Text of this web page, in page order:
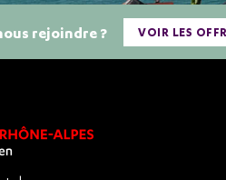
rejoindre ? VOIR LES